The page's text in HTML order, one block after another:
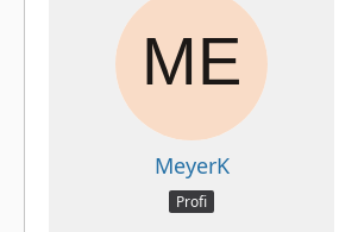
MeyerK
Profi